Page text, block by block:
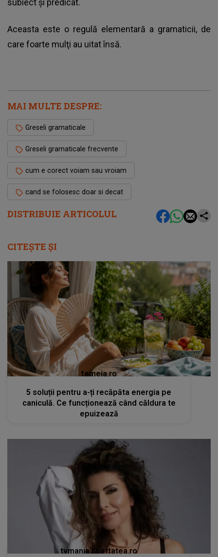
DISTRIBUIE ARTICOLUL
subiect şi predicat.
Aceasta este o regulă elementară a gramaticii, de
care foarte mulţi au uitat însă.
MAI MULTE DESPRE:
Greseli gramaticale
Greseli gramaticale frecvente
cum e corect voiam sau vroiam
cand se folosesc doar si decat
CITEȘTE ȘI
femeia.ro
5 soluții pentru a-ți recăpăta energia pe
caniculă. Ce funcționează când căldura te
epuizează
tvmania.libertatea.ro